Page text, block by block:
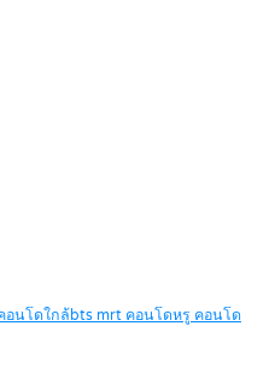
อนโดใกล้bts mrt คอนโดหรู คอนโด